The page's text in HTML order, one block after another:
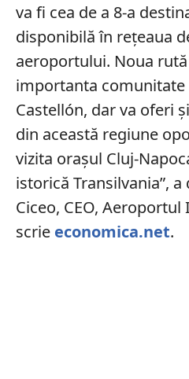
va fi cea de a 8-a
disponibilă în rețeaua
aeroportului. Noua
importanta comunitate
Castellón, dar va oferi
din această regiune
vizita orașul Cluj-
istorică Transilvania”,
Ciceo, CEO,
scrie economica.net.